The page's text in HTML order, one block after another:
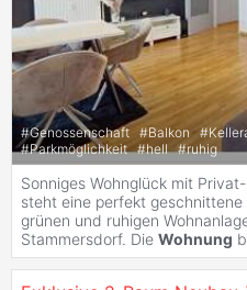
#Genossenschaft #Balkon #
#Parkmöglichkeit #hell #ruhig
Sonniges Wohnglück mit
steht eine perfekt
grünen und ruhigen
Stammersdorf. Die Wohnung